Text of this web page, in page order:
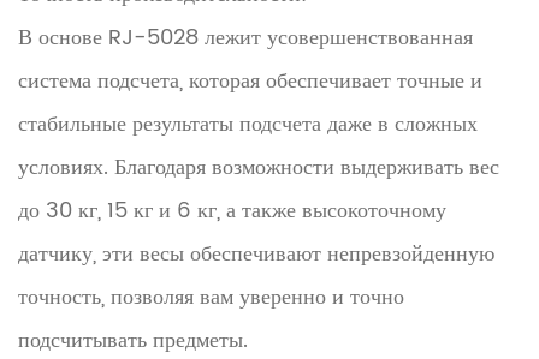
В основе RJ-5028 лежит усовершенствованная
система подсчета, которая обеспечивает точные и
стабильные результаты подсчета даже в сложных
условиях. Благодаря возможности выдерживать вес
до 30 кг, 15 кг и 6 кг, а также высокоточному
датчику, эти весы обеспечивают непревзойденную
точность, позволяя вам уверенно и точно
подсчитывать предметы.